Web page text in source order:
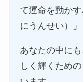
て運命を動か
にうんせい）
あなたの中に
しく輝くため